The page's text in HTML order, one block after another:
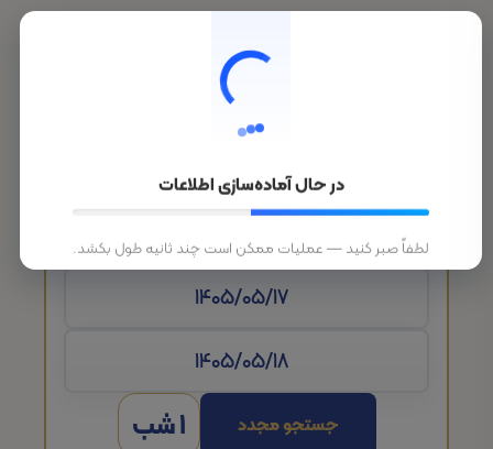
تاریخ ورود
جستجو مجدد 1 شب
در حال آماده‌سازی اطلاعات
لطفاً صبر کنید — عملیات ممکن است چند ثانیه طول بکشد.